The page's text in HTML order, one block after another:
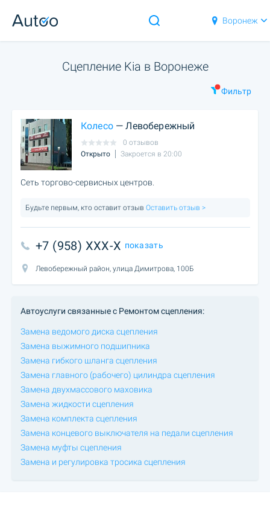
Воронеж
Сцепление Kia в Воронеже
Фильтр
Колесо— Левобережный
0 отзывов
Открыто
Закроется в 20:00
Сеть торгово-сервисных центров.
Будьте первым, кто оставит отзыв Оставить отзыв >
+7 (958) XXX-X показать
Левобережный район, улица Димитрова, 100Б
Автоуслуги связанные с Ремонтом сцепления:
Замена ведомого диска сцепления
Замена выжимного подшипника
Замена гибкого шланга сцепления
Замена главного (рабочего) цилиндра сцепления
Замена двухмассового маховика
Замена жидкости сцепления
Замена комплекта сцепления
Замена концевого выключателя на педали сцепления
Замена муфты сцепления
Замена и регулировка тросика сцепления